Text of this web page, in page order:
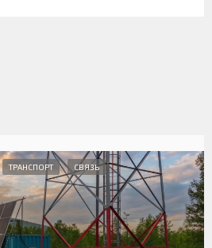
ТРАНСПОРТ СВЯЗЬ